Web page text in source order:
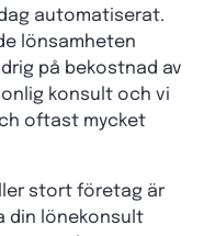
automatiserat.
lönsamheten
på bekostnad av
konsult och vi
oftast mycket
stort företag är
din lönekonsult